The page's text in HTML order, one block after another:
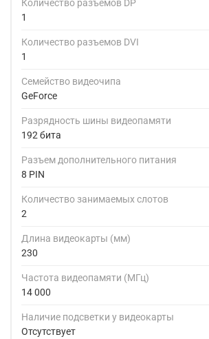
Количество разъемов DP
1
Количество разъемов DVI
1
Семейство видеочипа
GeForce
Разрядность шины видеопамяти
192 бита
Разъем дополнительного питания
8 PIN
Количество занимаемых слотов
2
Длина видеокарты (мм)
230
Частота видеопамяти (МГц)
14 000
Наличие подсветки у видеокарты
Отсутствует